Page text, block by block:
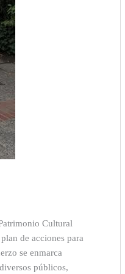
Cultural
de acciones para
se enmarca
públicos,